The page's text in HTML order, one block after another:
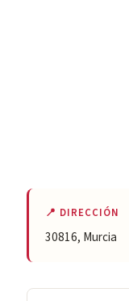
📍 DIRECCIÓN
30816, Murcia